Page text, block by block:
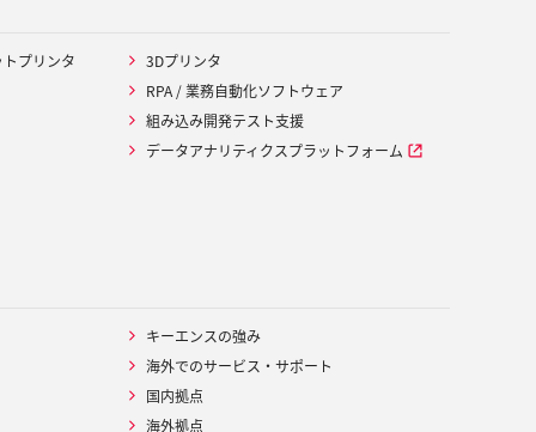
プリンタ
3Dプリンタ
RPA / 業務自動化ソフトウェア
組み込み開発テスト支援
データアナリティクスプラットフォーム
キーエンスの強み
海外でのサービス・サポート
国内拠点
海外拠点